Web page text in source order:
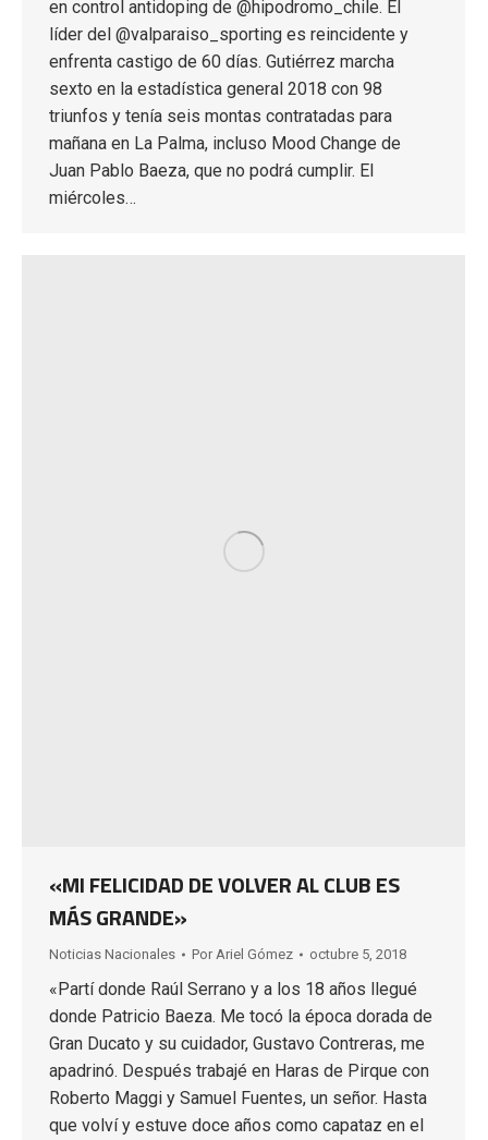
en control antidoping de @hipodromo_chile. El
líder del @valparaiso_sporting es reincidente y
enfrenta castigo de 60 días. Gutiérrez marcha
sexto en la estadística general 2018 con 98
triunfos y tenía seis montas contratadas para
mañana en La Palma, incluso Mood Change de
Juan Pablo Baeza, que no podrá cumplir. El
miércoles…
«MI FELICIDAD DE VOLVER AL CLUB ES
MÁS GRANDE»
Noticias Nacionales Por Ariel Gómez octubre 5, 2018
«Partí donde Raúl Serrano y a los 18 años llegué
donde Patricio Baeza. Me tocó la época dorada de
Gran Ducato y su cuidador, Gustavo Contreras, me
apadrinó. Después trabajé en Haras de Pirque con
Roberto Maggi y Samuel Fuentes, un señor. Hasta
que volví y estuve doce años como capataz en el